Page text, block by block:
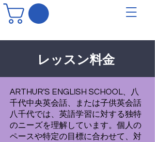
レッスン料金
ARTHUR'S ENGLISH SCHOOL、八
千代中央英会話、または子供英会話
八千代では、英語学習に対する独特
のニーズを理解しています。個人の
ペースや特定の目標に合わせて、対